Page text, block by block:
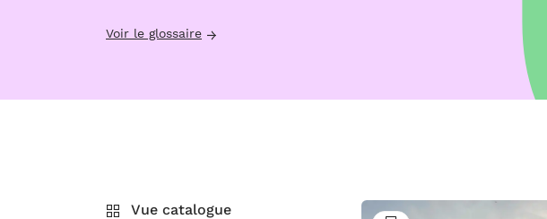
Voir le glossaire
Vue catalogue